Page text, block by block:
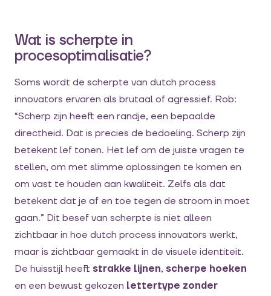
Wat is scherpte in
procesoptimalisatie?
Soms wordt de scherpte van dutch process
innovators ervaren als brutaal of agressief. Rob:
“Scherp zijn heeft een randje, een bepaalde
directheid. Dat is precies de bedoeling. Scherp zijn
betekent lef tonen. Het lef om de juiste vragen te
stellen, om met slimme oplossingen te komen en
om vast te houden aan kwaliteit. Zelfs als dat
betekent dat je af en toe tegen de stroom in moet
gaan.” Dit besef van scherpte is niet alleen
zichtbaar in hoe dutch process innovators werkt,
maar is zichtbaar gemaakt in de visuele identiteit.
De huisstijl heeft strakke lijnen, scherpe hoeken
en een bewust gekozen lettertype zonder